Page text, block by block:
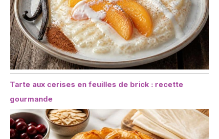
Tarte aux cerises en feuilles de brick : recette
gourmande